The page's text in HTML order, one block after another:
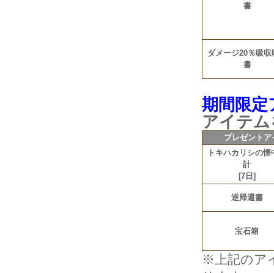
書
ダメージ20％吸収
書
期間限定
アイテ
プレゼントア
トキハカリシの懐
計
[7日]
逆帰還書
宝石箱
※上記のア